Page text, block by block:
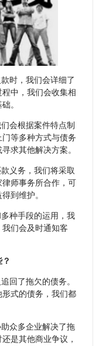
时，我们会详细了
中，我们会收集相
。
会根据案件特点制
等多种方式与债务
求其他解决方案。
义务，我们将采取
师事务所合作，可
到维护。
种手段的运用，我
们会及时通知客
回了拖欠的债务。
式的债务，我们都
众多企业解决了拖
是其他商业争议，